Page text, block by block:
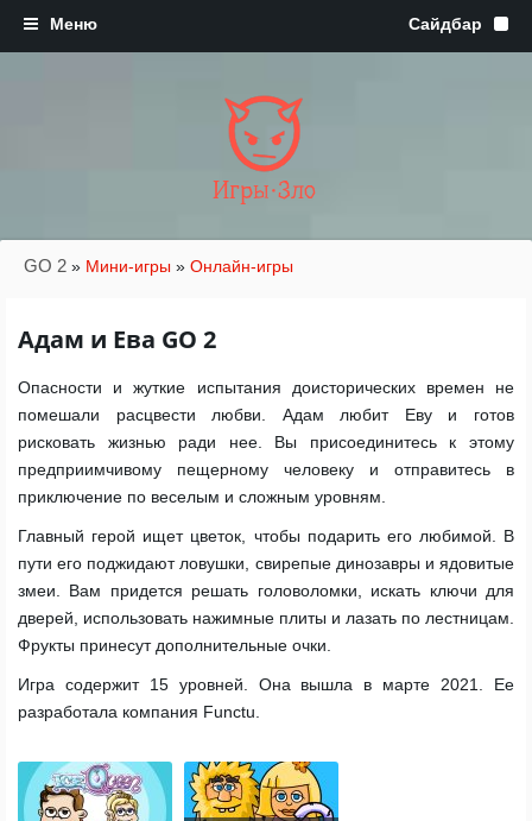
Игры·Зло
GO 2 » Мини-игры » Онлайн-игры
Адам и Ева GO 2
Опасности и жуткие испытания доисторических времен не
помешали расцвести любви. Адам любит Еву и готов
рисковать жизнью ради нее. Вы присоединитесь к этому
предприимчивому пещерному человеку и отправитесь в
приключение по веселым и сложным уровням.
Главный герой ищет цветок, чтобы подарить его любимой. В
пути его поджидают ловушки, свирепые динозавры и ядовитые
змеи. Вам придется решать головоломки, искать ключи для
дверей, использовать нажимные плиты и лазать по лестницам.
Фрукты принесут дополнительные очки.
Игра содержит 15 уровней. Она вышла в марте 2021. Ее
разработала компания Functu.